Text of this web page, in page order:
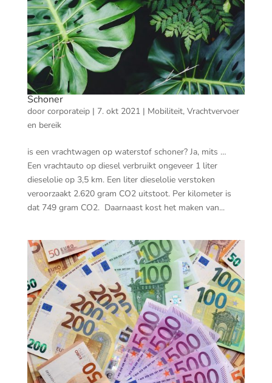
Schoner
door corporateip| 7. okt 2021| Mobiliteit, Vrachtvervoer
en bereik
is een vrachtwagen op waterstof schoner? Ja, mits …
Een vrachtauto op diesel verbruikt ongeveer 1 liter
dieselolie op 3,5 km. Een liter dieselolie verstoken
veroorzaakt 2.620 gram CO2 uitstoot. Per kilometer is
dat 749 gram CO2. Daarnaast kost het maken van...